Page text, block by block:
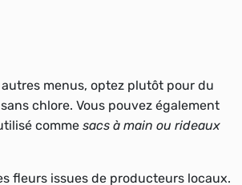
menus, optez plutôt pour du
chlore. Vous pouvez également
comme sacs à main ou rideaux
fleurs issues de producteurs locaux.